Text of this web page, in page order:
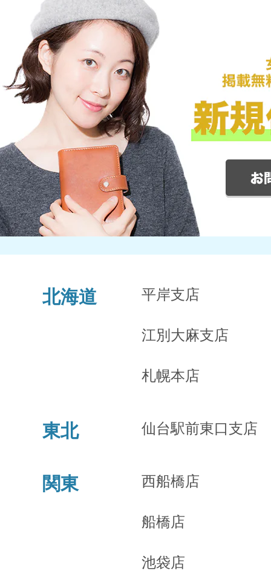
北海道 平岸支店
江別大麻支店
札幌本店
東北 仙台駅前東口支店
関東 西船橋店
船橋店
池袋店